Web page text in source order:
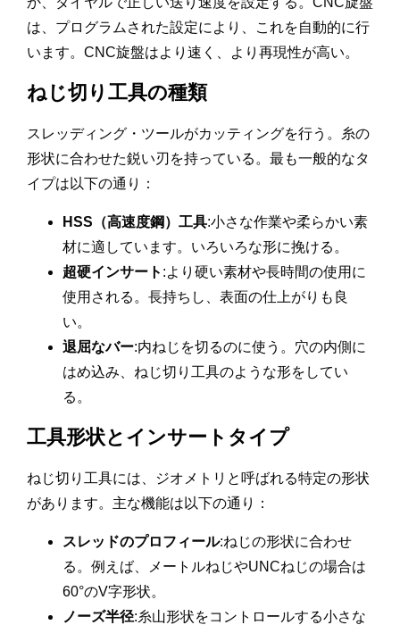
は、プログラムされた設定により、これを自動的に行
います。CNC旋盤はより速く、より再現性が高い。
ねじ切り工具の種類
スレッディング・ツールがカッティングを行う。糸の
形状に合わせた鋭い刃を持っている。最も一般的なタ
イプは以下の通り：
HSS（高速度鋼）工具:小さな作業や柔らかい素
材に適しています。いろいろな形に挽ける。
超硬インサート :より硬い素材や長時間の使用に
使用される。長持ちし、表面の仕上がりも良
い。
退屈なバー:内ねじを切るのに使う。穴の内側に
はめ込み、ねじ切り工具のような形をしてい
る。
工具形状とインサートタイプ
ねじ切り工具には、ジオメトリと呼ばれる特定の形状
があります。主な機能は以下の通り：
スレッドのプロフィール:ねじの形状に合わせ
る。例えば、メートルねじやUNCねじの場合は
60°のV字形状。
ノーズ半径:糸山形状をコントロールする小さな